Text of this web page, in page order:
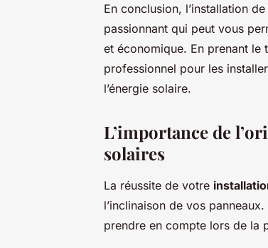
En conclusion, l’installation
passionnant qui peut vous
et économique. En prenant le
professionnel pour les
l’énergie solaire.
L’importance de
solaires
La réussite de votre
l’inclinaison de vos
prendre en compte lors de la